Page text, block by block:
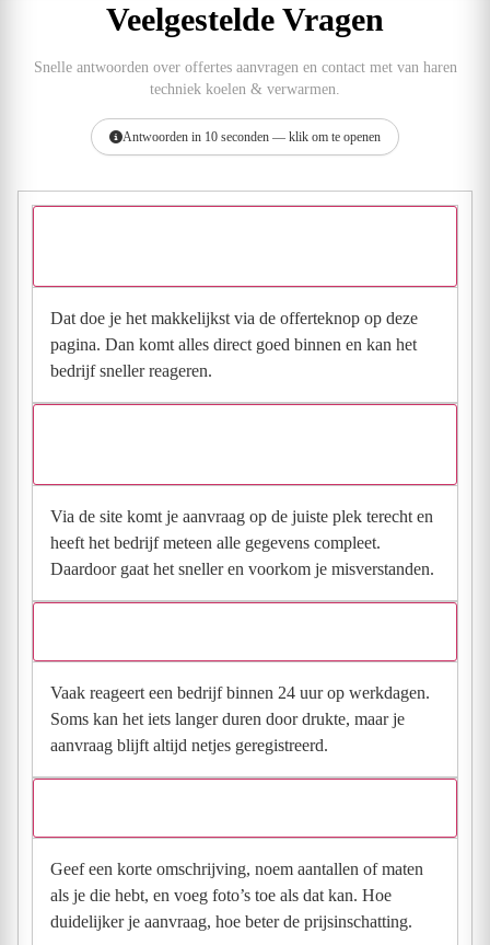
Veelgestelde Vragen
Snelle antwoorden over offertes aanvragen en contact met van haren
techniek koelen & verwarmen.
Antwoorden in 10 seconden — klik om te openen
Dat doe je het makkelijkst via de offerteknop op deze
pagina. Dan komt alles direct goed binnen en kan het
bedrijf sneller reageren.
Via de site komt je aanvraag op de juiste plek terecht en
heeft het bedrijf meteen alle gegevens compleet.
Daardoor gaat het sneller en voorkom je misverstanden.
Vaak reageert een bedrijf binnen 24 uur op werkdagen.
Soms kan het iets langer duren door drukte, maar je
aanvraag blijft altijd netjes geregistreerd.
Geef een korte omschrijving, noem aantallen of maten
als je die hebt, en voeg foto’s toe als dat kan. Hoe
duidelijker je aanvraag, hoe beter de prijsinschatting.